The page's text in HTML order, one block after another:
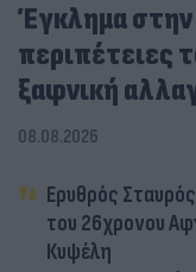
Έγκλημα
περιπέτειες
ξαφνική
08.08.2026
Ερυθρός
του 26χρονου
Κυψέλη